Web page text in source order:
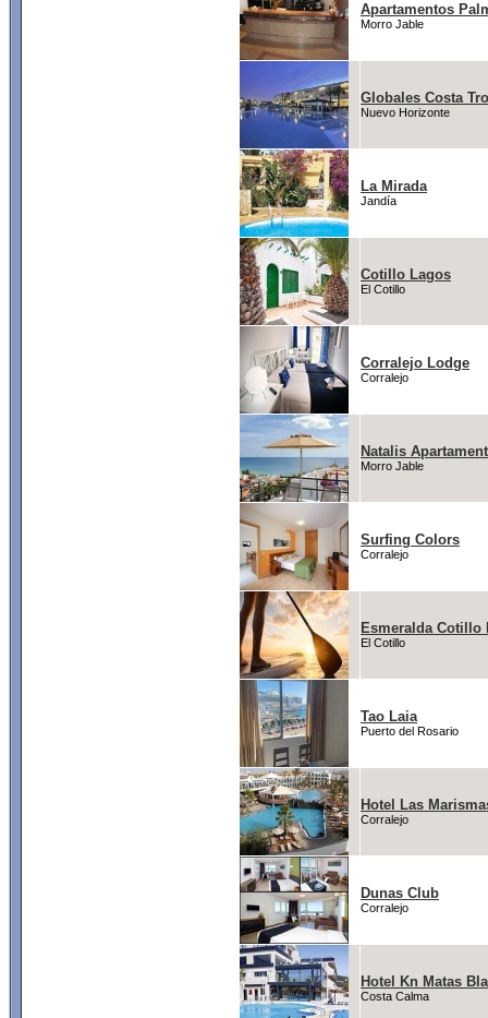
Apartamentos
Morro Jable
Globales Costa
Nuevo Horizonte
La Mirada
Jandía
Cotillo Lagos
El Cotillo
Corralejo Lodge
Corralejo
Natalis
Morro Jable
Surfing Colors
Corralejo
Esmeralda Cotillo
El Cotillo
Tao Laia
Puerto del Rosario
Hotel Las
Corralejo
Dunas Club
Corralejo
Hotel Kn Matas
Costa Calma